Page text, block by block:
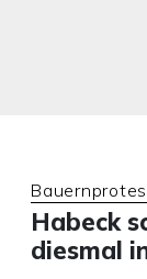
Habeck
diesmal